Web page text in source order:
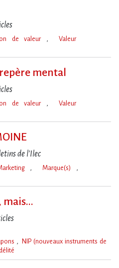
de valeur
Valeur
mental
de valeur
Valeur
de l'Ilec
Marque(s)
mais...
NIP (nouveaux instruments de